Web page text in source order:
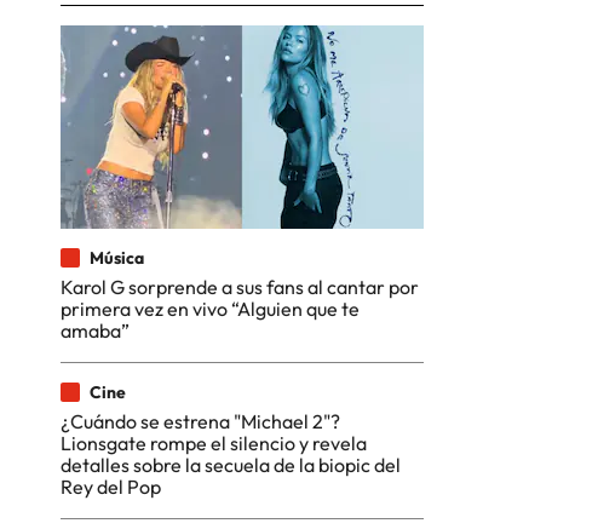
Música
Karol G sorprende a sus fans al cantar por
primera vez en vivo “Alguien que te
amaba”
Cine
¿Cuándo se estrena "Michael 2"?
Lionsgate rompe el silencio y revela
detalles sobre la secuela de la biopic del
Rey del Pop